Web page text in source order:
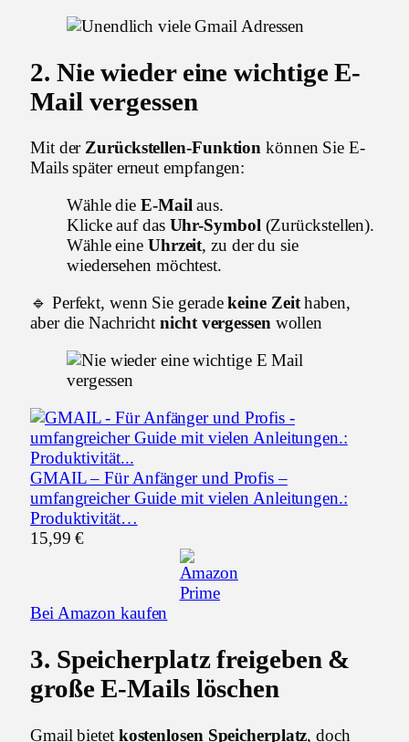
2. Nie wieder eine wichtige E-
Mail vergessen
Mit der Zurückstellen-Funktion können Sie E-
Mails später erneut empfangen:
Wähle dieE-Mailaus.
Klicke auf das Uhr-Symbol(Zurückstellen).
Wähle eine Uhrzeit, zu der du sie
wiedersehen möchtest.
🔹 Perfekt, wenn Sie geradekeine Zeithaben,
aber die Nachrichtnicht vergessenwollen
GMAIL – Für Anfänger und Profis –
umfangreicher Guide mit vielen Anleitungen.:
Produktivität…
15,99 €
Bei Amazon kaufen
3. Speicherplatz freigeben &
große E-Mails löschen
Gmail bietet kostenlosen Speicherplatz, doch